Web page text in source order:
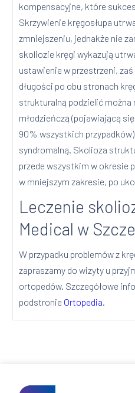
kompensacyjne, które
Skrzywienie kręgosłupa
zmniejszeniu, jednakże nie
skoliozie kręgi wykazują
ustawienie w przestrzeni,
długości po obu stronach
strukturalną podzielić
młodzieńczą (pojawiającą
90% wszystkich
syndromalną. Skolioza
przede wszystkim w okresie
w mniejszym zakresie, po
Leczenie
Medical w
W przypadku problemów z
zapraszamy do wizyty u
ortopedów. Szczegółowe
podstronie Ortopedia.